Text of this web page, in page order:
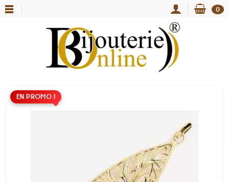
0
EN PROMO !